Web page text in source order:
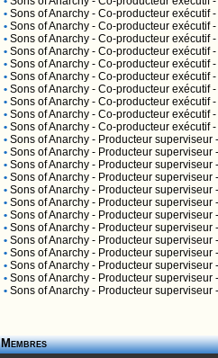
• Sons of Anarchy - Co-producteur exécutif
• Sons of Anarchy - Co-producteur exécutif
• Sons of Anarchy - Co-producteur exécutif
• Sons of Anarchy - Co-producteur exécutif
• Sons of Anarchy - Co-producteur exécutif
• Sons of Anarchy - Co-producteur exécutif
• Sons of Anarchy - Co-producteur exécutif
• Sons of Anarchy - Co-producteur exécutif
• Sons of Anarchy - Co-producteur exécutif
• Sons of Anarchy - Co-producteur exécutif
• Sons of Anarchy - Producteur superviseur
• Sons of Anarchy - Producteur superviseur
• Sons of Anarchy - Producteur superviseur
• Sons of Anarchy - Producteur superviseur
• Sons of Anarchy - Producteur superviseur
• Sons of Anarchy - Producteur superviseur
• Sons of Anarchy - Producteur superviseur
• Sons of Anarchy - Producteur superviseur
• Sons of Anarchy - Producteur superviseur
• Sons of Anarchy - Producteur superviseur
• Sons of Anarchy - Producteur superviseur
• Sons of Anarchy - Producteur superviseur
• Sons of Anarchy - Producteur superviseur
Membres